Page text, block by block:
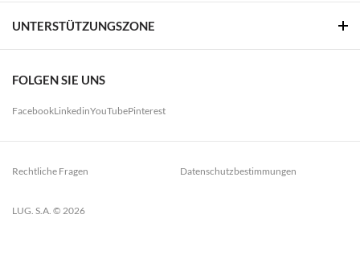
UNTERSTÜTZUNGSZONE
FOLGEN SIE UNS
FacebookLinkedinYouTubePinterest
LUG. S.A. © 2026
Rechtliche Fragen Datenschutzbestimmungen